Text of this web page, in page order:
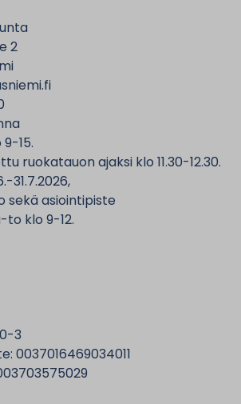
2
15.
ruokatauon ajaksi klo 11.30-12.30.
31.7.2026,
sekä asiointipiste
klo 9-12.
3
0037016469034011